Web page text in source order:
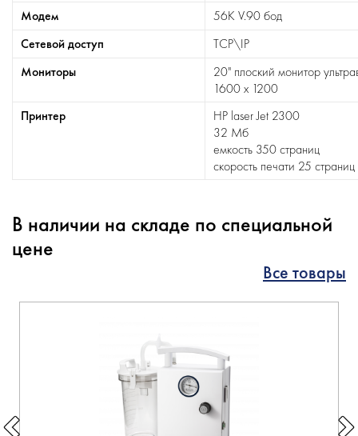
Модем
56К V.90 бод
Сетевой доступ
TCP\IP
Мониторы
20" плоский монитор
1600 х 1200
Принтер
HP laser Jet 2300
32 Мб
емкость 350 страниц
скорость печати 25
В наличии на складе по специальной
цене
Все товары